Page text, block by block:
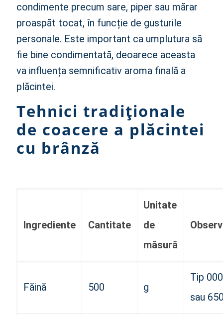
condimente precum sare, piper sau mărar
proaspăt tocat, în funcție de gusturile
personale. Este important ca umplutura să
fie bine condimentată, deoarece aceasta
va influența semnificativ aroma finală a
plăcintei.
Tehnici tradiționale
de coacere a plăcintei
cu brânză
Ingrediente Cantitate
Unitate
de
măsură
Făină 500 g
Tip 000
sau